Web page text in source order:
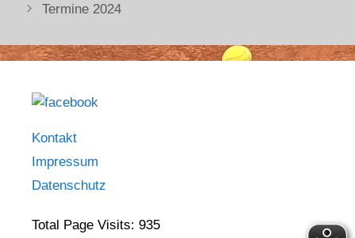
Termine 2024
Kontakt
Impressum
Datenschutz
Total Page Visits: 935